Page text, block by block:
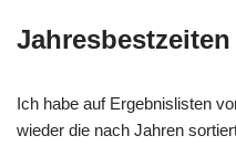
Jahresbestzeiten
Ich habe auf Ergebnislisten
wieder die nach Jahren